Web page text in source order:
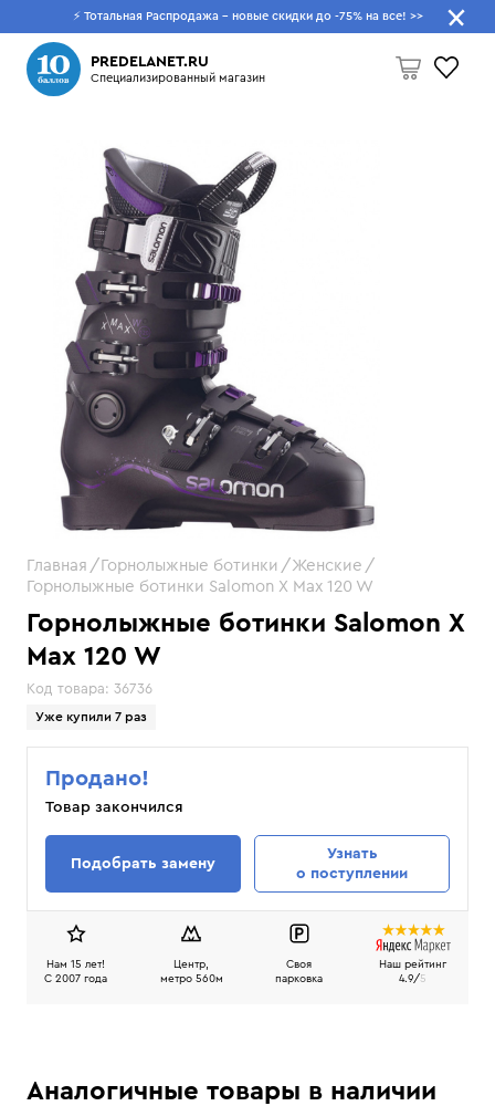
⚡ Тотальная Распродажа - новые скидки до -75% на все! >>
PREDELANET.RU
Специализированный магазин
Что будем искать?
Горнолыжные ботинки Salomon X
Max 120 W
Код товара: 36736
Уже купили 7 раз
Главная Горнолыжные ботинки
Женские
Горнолыжные ботинки Salomon X Max 120 W
Продано!
Товар закончился
Подобрать замену
Узнать
о поступлении
Нам 15 лет!
C 2007 года
Центр,
метро 560м
Своя
парковка
Наш рейтинг
4.9/5
Аналогичные товары в наличии